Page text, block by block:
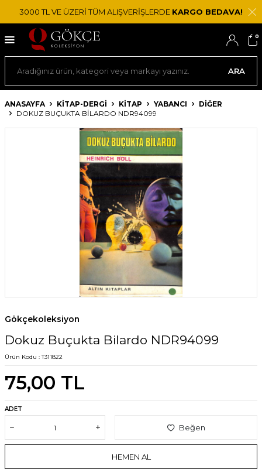
3000 TL VE ÜZERİ TÜM ALIŞVERİŞLERDE KARGO BEDAVA!
ARA
0
ANASAYFA KİTAP-DERGİ KITAP YABANCI
DIĞER
DOKUZ BUÇUKTA BILARDO NDR94099
Gökçekoleksiyon
Dokuz Buçukta Bilardo NDR94099
Ürün Kodu :T311822
75,00 TL
ADET
Beğen
HEMEN AL